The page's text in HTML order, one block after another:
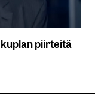
piirteitä